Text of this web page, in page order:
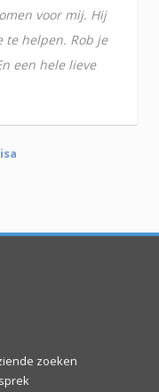
voor mij. Hij
te helpen. Rob je
een hele lieve
zoeken